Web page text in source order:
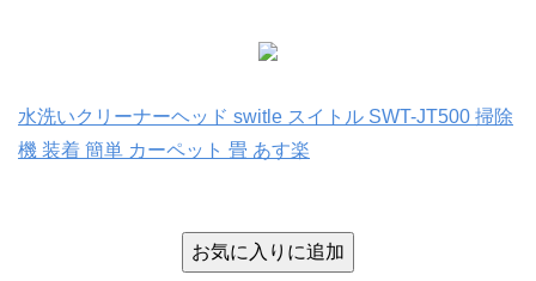
水洗いクリーナーヘッド switle スイトル SWT-JT500 掃除
機 装着 簡単 カーペット 畳 あす楽